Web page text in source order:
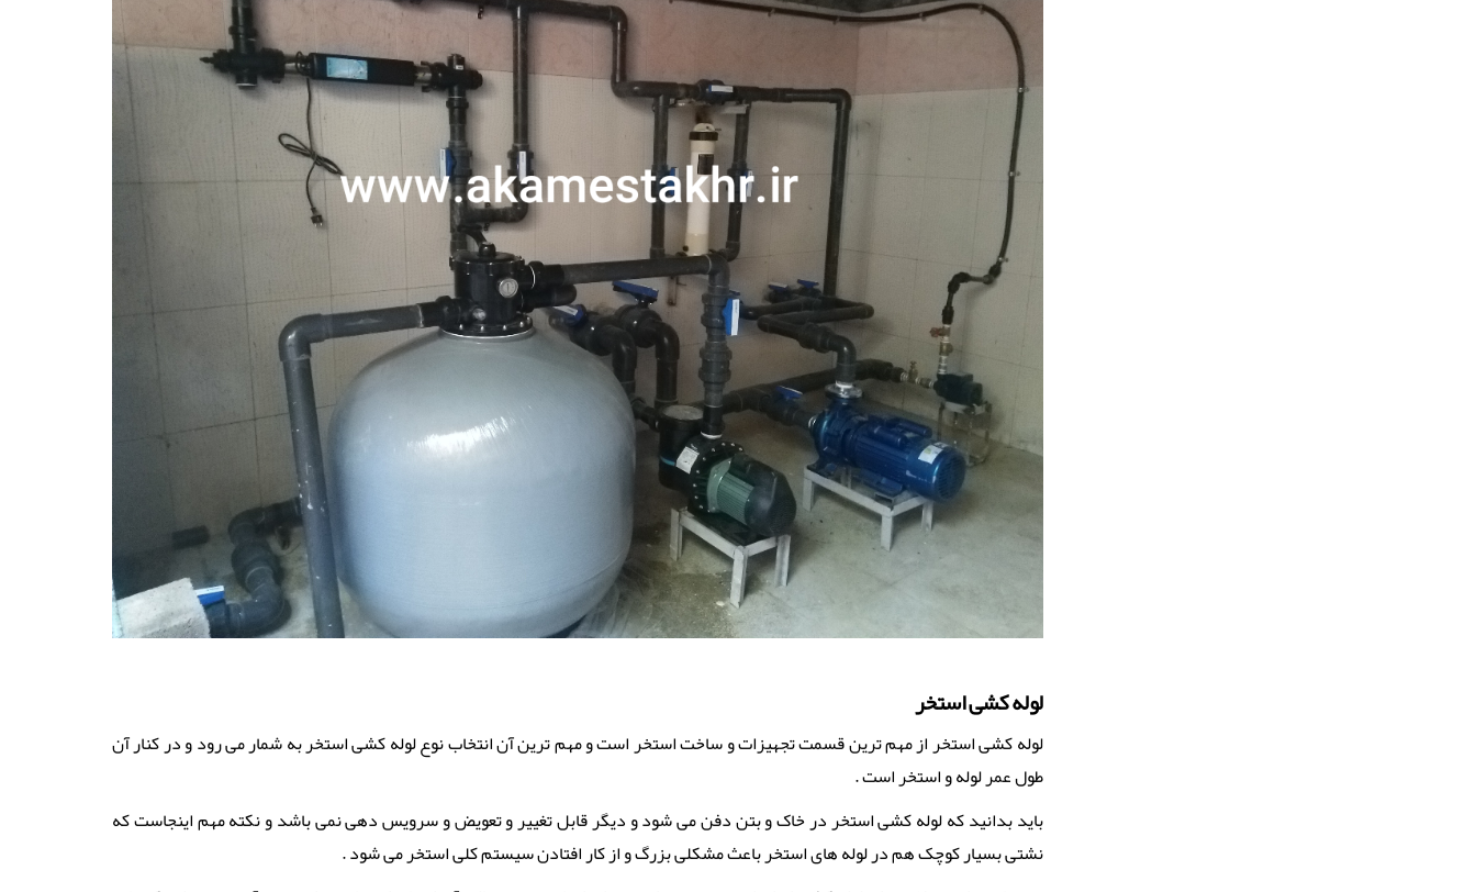
لوله کشی استخر
لوله کشی استخر از مهم ترین قسمت تجهیزات و ساخت استخر است و مهم ترین آن انتخاب نوع لوله کشی استخر به شمار می رود و در کنار آن
طول عمر لوله و استخر است .
باید بدانید که لوله کشی استخر در خاک و بتن دفن می شود و دیگر قابل تغییر و تعویض و سرویس دهی نمی باشد و نکته مهم اینجاست که
نشتی بسیار کوچک هم در لوله های استخر باعث مشکلی بزرگ و از کار افتادن سیستم کلی استخر می شود .